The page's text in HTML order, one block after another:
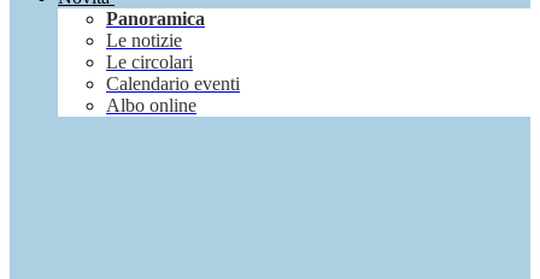
Panoramica
Le notizie
Le circolari
Calendario eventi
Albo online